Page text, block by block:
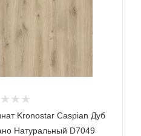
Kronostar Caspian Дуб
Натуральный D7049